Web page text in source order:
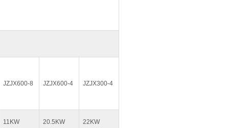
JZJX600-8 JZJX600-4 JZJX300-4
11KW 20.5KW 22KW